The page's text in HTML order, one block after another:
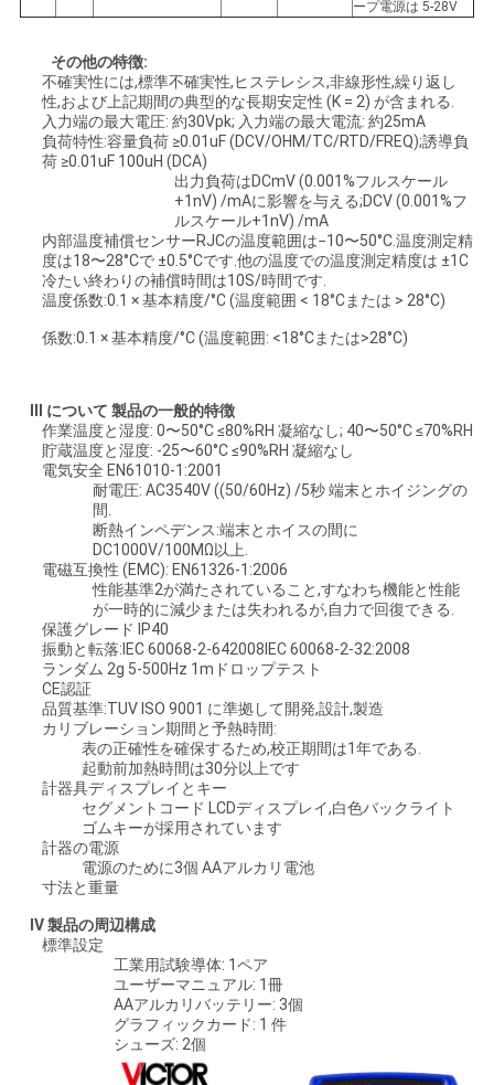
ープ電源は 5-28V
その他の特徴:
不確実性には,標準不確実性,ヒステレシス,非線形性,繰り返し
性,および上記期間の典型的な長期安定性 (K = 2) が含まれる.
入力端の最大電圧: 約30Vpk; 入力端の最大電流: 約25mA
負荷特性:容量負荷 ≥0.01uF (DCV/OHM/TC/RTD/FREQ);誘導負
荷 ≥0.01uF 100uH (DCA)
出力負荷はDCmV (0.001%フルスケール
+1nV) /mAに影響を与える;DCV (0.001%フ
ルスケール+1nV) /mA
内部温度補償センサーRJCの温度範囲は−10〜50°C.温度測定精
度は18〜28°Cで ±0.5°Cです.他の温度での温度測定精度は ±1C
冷たい終わりの補償時間は10S/時間です.
温度係数:0.1 × 基本精度/°C (温度範囲 < 18°Cまたは > 28°C)
係数:0.1 × 基本精度/°C (温度範囲: <18°Cまたは>28°C)
III について 製品の一般的特徴
作業温度と湿度: 0〜50°C ≤80%RH 凝縮なし; 40〜50°C ≤70%RH
貯蔵温度と湿度: -25〜60°C ≤90%RH 凝縮なし
電気安全 EN61010-1:2001
耐電圧: AC3540V ((50/60Hz) /5秒 端末とホイジングの
間.
断熱インペデンス:端末とホイスの間に
DC1000V/100MΩ以上.
電磁互換性 (EMC): EN61326-1:2006
性能基準2が満たされていること,すなわち機能と性能
が一時的に減少または失われるが,自力で回復できる.
保護グレード IP40
振動と転落:IEC 60068-2-642008IEC 60068-2-32:2008
ランダム 2g 5-500Hz 1mドロップテスト
CE認証
品質基準:TUV ISO 9001 に準拠して開発,設計,製造
カリブレーション期間と予熱時間:
表の正確性を確保するため,校正期間は1年である.
起動前加熱時間は30分以上です
計器具ディスプレイとキー
セグメントコード LCDディスプレイ,白色バックライト
ゴムキーが採用されています
計器の電源
電源のために3個 AAアルカリ電池
寸法と重量
IV製品の周辺構成
標準設定
工業用試験導体: 1ペア
ユーザーマニュアル: 1冊
AAアルカリバッテリー: 3個
グラフィックカード: 1 件
シューズ: 2個